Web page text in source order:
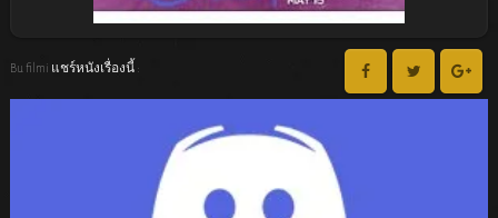
Bu filmi แชร์หนังเรื่องนี้ :